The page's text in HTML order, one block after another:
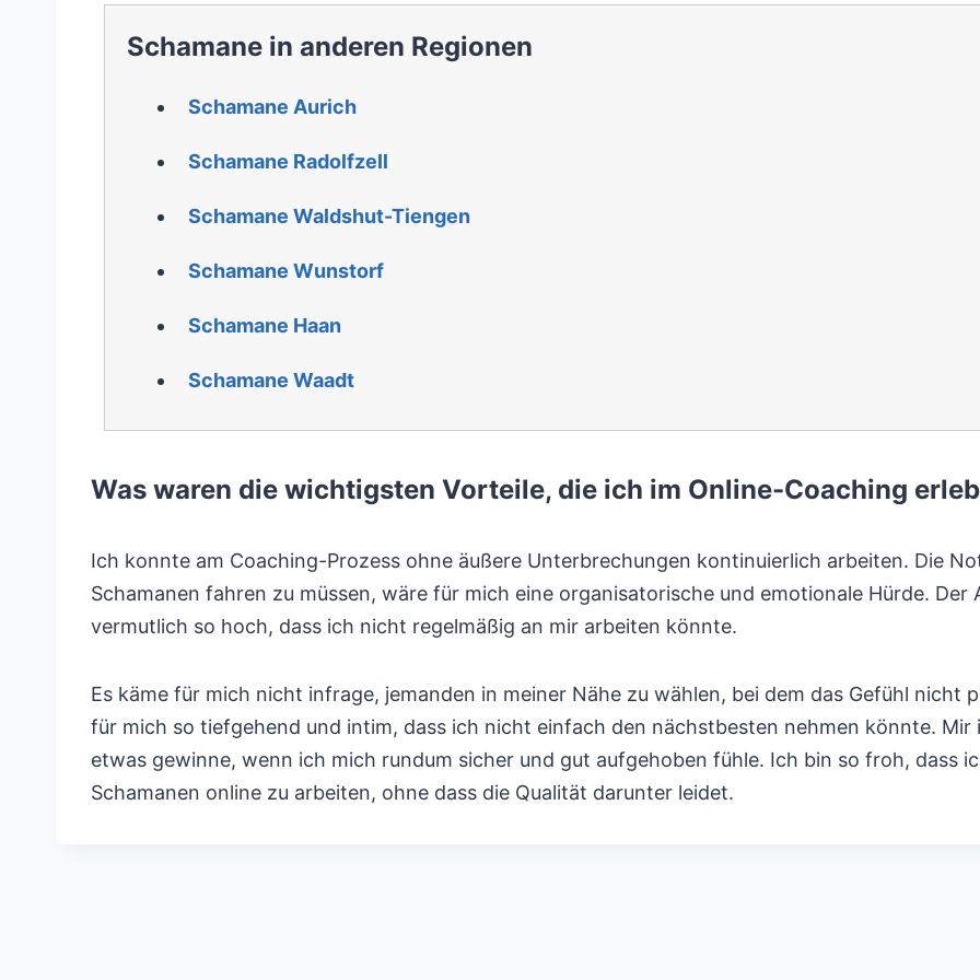
Schamane in anderen Regionen
Schamane Aurich
Schamane Radolfzell
Schamane Waldshut-Tiengen
Schamane Wunstorf
Schamane Haan
Schamane Waadt
Was waren die wichtigsten Vorteile, die ich im Online-Coaching
Ich konnte am Coaching-Prozess ohne äußere Unterbrechungen kontinuierlich arbeiten. Die
Schamanen fahren zu müssen, wäre für mich eine organisatorische und emotionale Hürde.
vermutlich so hoch, dass ich nicht regelmäßig an mir arbeiten könnte.
Es käme für mich nicht infrage, jemanden in meiner Nähe zu wählen, bei dem das Gefühl nicht
für mich so tiefgehend und intim, dass ich nicht einfach den nächstbesten nehmen könnte.
etwas gewinne, wenn ich mich rundum sicher und gut aufgehoben fühle. Ich bin so froh, dass
Schamanen online zu arbeiten, ohne dass die Qualität darunter leidet.